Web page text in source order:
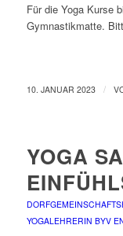
Für die Yoga Kurse
Gymnastikmatte.
10. JANUAR 2023 /
YOGA
YOGALEHRERIN BYV